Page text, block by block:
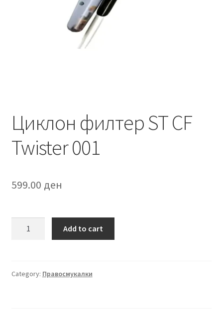
Услови за користење
Циклон филтер ST CF
Twister 001
599.00 ден
Twister
Add to cart
Category: Правосмукалки